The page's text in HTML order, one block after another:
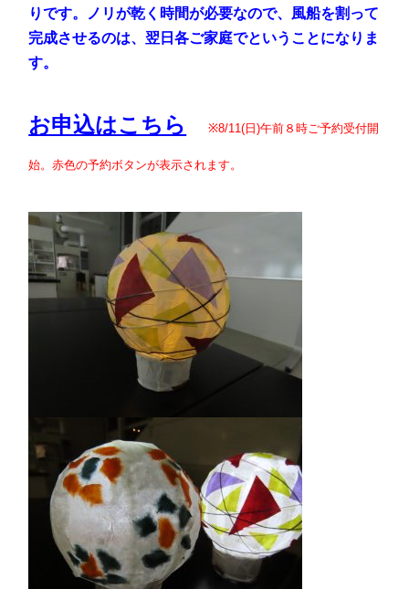
りです。ノリが乾く時間が必要なので、風船を割って
完成させるのは、翌日各ご家庭でということになりま
す。
お申込はこちら ※8/11(日)午前８時ご予約受付開
始。赤色の予約ボタンが表示されます。